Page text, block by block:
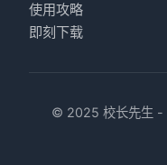
使用攻略
即刻下载
© 2025 校长先生 -